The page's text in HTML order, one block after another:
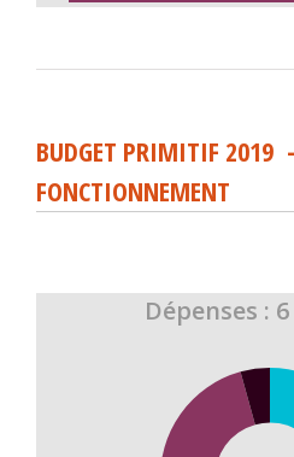
BUDGET PRIMITIF 2019
FONCTIONNEMENT
Dépenses :